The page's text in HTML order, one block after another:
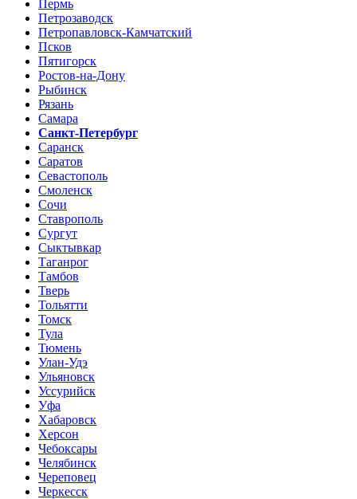
Пермь
Петрозаводск
Петропавловск-Камчатский
Псков
Пятигорск
Ростов-на-Дону
Рыбинск
Рязань
Самара
Санкт-Петербург
Саранск
Саратов
Севастополь
Смоленск
Сочи
Ставрополь
Сургут
Сыктывкар
Таганрог
Тамбов
Тверь
Тольятти
Томск
Тула
Тюмень
Улан-Удэ
Ульяновск
Уссурийск
Уфа
Хабаровск
Херсон
Чебоксары
Челябинск
Череповец
Черкесск